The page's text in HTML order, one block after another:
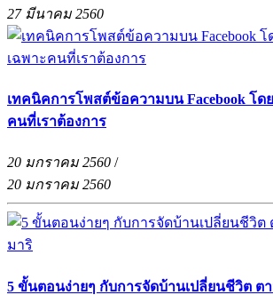
27 มีนาคม 2560
เทคนิคการโพสต์ข้อความบน Facebook โด
คนที่เราต้องการ
20 มกราคม 2560 /
20 มกราคม 2560
5 ขั้นตอนง่ายๆ กับการจัดบ้านเปลี่ยนชีวิต